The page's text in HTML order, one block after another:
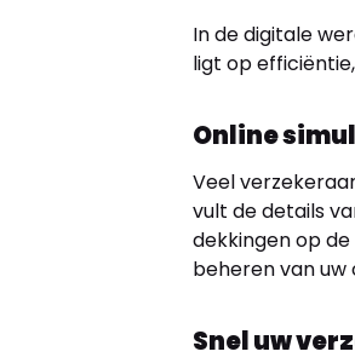
In de digitale
ligt op
Online
Veel
vult de details
dekkingen op
beheren van uw
Snel uw